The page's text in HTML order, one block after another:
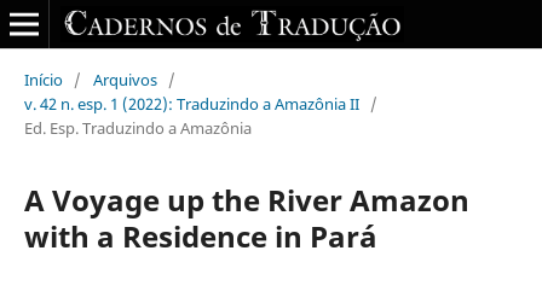
Início / Arquivos /
v. 42 n. esp. 1 (2022): Traduzindo a Amazônia II /
Ed. Esp. Traduzindo a Amazônia
A Voyage up the River Amazon
with a Residence in Pará